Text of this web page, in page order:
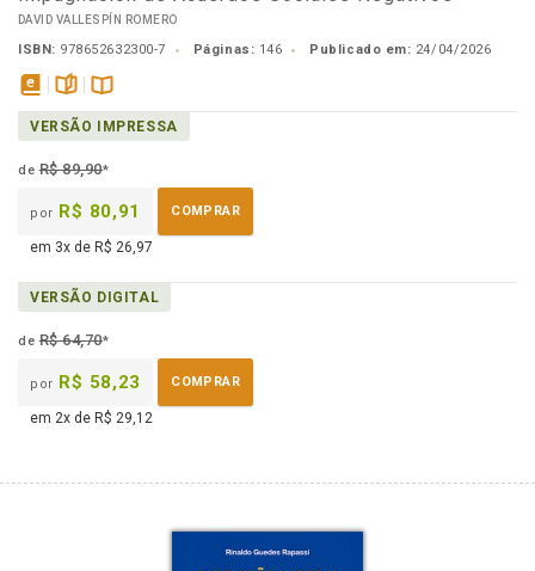
DAVID VALLESPÍN ROMERO
ISBN: 978652632300-7 Páginas: 146 Publicado em: 24/04/2026
disponível
em
páginasDisponível
na
VERSÃO IMPRESSA
deR$ 89,90*
por R$ 80,91 COMPRAR
em 3x de R$ 26,97
VERSÃO DIGITAL
deR$ 64,70*
por R$ 58,23 COMPRAR
em 2x de R$ 29,12